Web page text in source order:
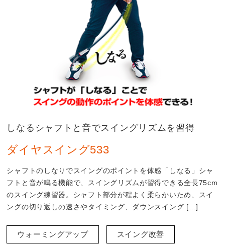
しなるシャフトと音でスイングリズムを習得
ダイヤスイング533
シャフトのしなりでスイングのポイントを体感「しなる」シャ
フトと音が鳴る機能で、スイングリズムが習得できる全長75cm
のスイング練習器。シャフト部分が程よく柔らかいため、スイ
ングの切り返しの速さやタイミング、ダウンスイング […]
ウォーミングアップ スイング改善